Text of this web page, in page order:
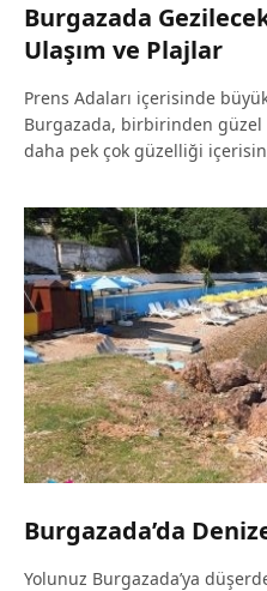
Burgazada
Ulaşım ve Plajlar
Prens Adaları içerisinde
Burgazada, birbirinden güzel
daha pek çok güzelliği
Burgazada’da
Yolunuz Burgazada’ya